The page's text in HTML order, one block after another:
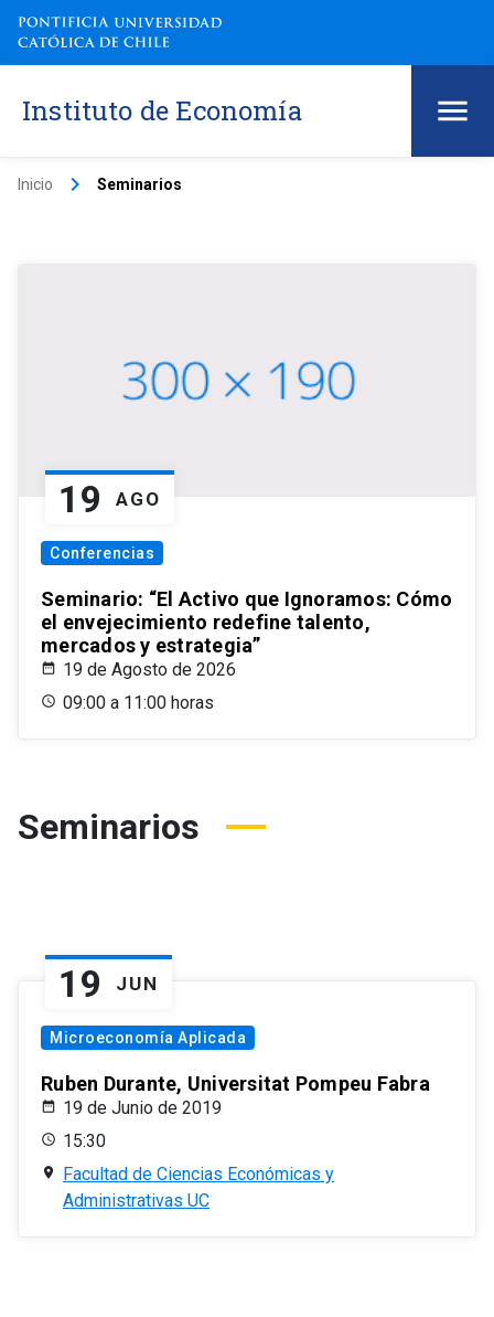
Instituto de Economía
Inicio keyboard_arrow_right Seminarios
19 AGO
Conferencias
Seminario: “El Activo que Ignoramos: Cómo
el envejecimiento redefine talento,
mercados y estrategia”
19 de Agosto de 2026
09:00 a 11:00 horas
Seminarios
19 JUN
Microeconomía Aplicada
Ruben Durante, Universitat Pompeu Fabra
19 de Junio de 2019
15:30
Facultad de Ciencias Económicas y
Administrativas UC